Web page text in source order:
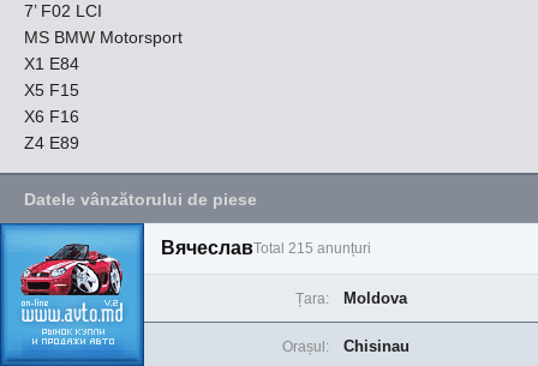
7’ F02 LCI
MS BMW Motorsport
X1 E84
X5 F15
X6 F16
Z4 E89
Datele vânzătorului de piese
ВячеславTotal 215 anunțuri
Țara: Moldova
Orașul: Chisinau